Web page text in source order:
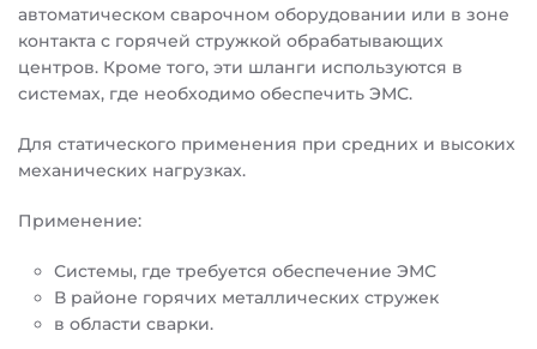
автоматическом сварочном оборудовании или в зоне
контакта с горячей стружкой обрабатывающих
центров. Кроме того, эти шланги используются в
системах, где необходимо обеспечить ЭМС.
Для статического применения при средних и высоких
механических нагрузках.
Применение:
Системы, где требуется обеспечение ЭМС
В районе горячих металлических стружек
в области сварки.